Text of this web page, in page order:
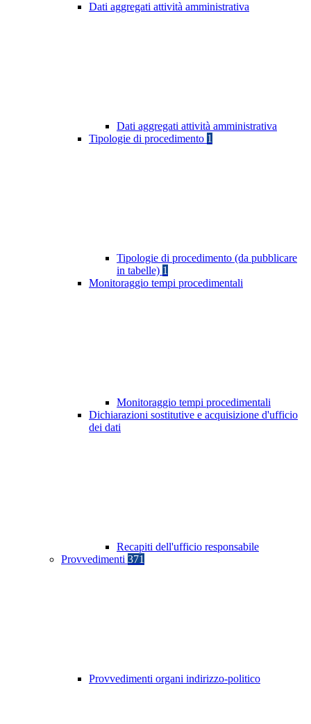
Dati aggregati attività amministrativa
Dati aggregati attività amministrativa
Tipologie di procedimento 1
Tipologie di procedimento (da pubblicare
in tabelle) 1
Monitoraggio tempi procedimentali
Monitoraggio tempi procedimentali
Dichiarazioni sostitutive e acquisizione d'ufficio
dei dati
Recapiti dell'ufficio responsabile
Provvedimenti 371
Provvedimenti organi indirizzo-politico